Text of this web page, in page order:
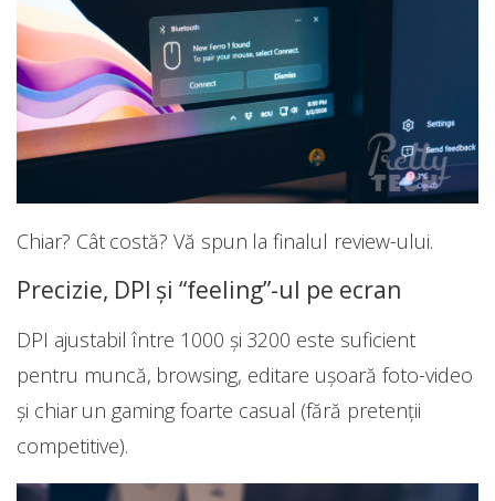
Chiar? Cât costă? Vă spun la finalul review-ului.
Precizie, DPI și “feeling”-ul pe ecran
DPI ajustabil între 1000 și 3200 este suficient
pentru muncă, browsing, editare ușoară foto-video
și chiar un gaming foarte casual (fără pretenții
competitive).